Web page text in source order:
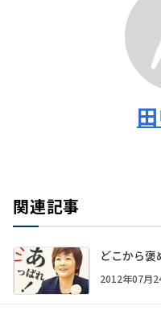
関連記事
どこから褒
2012年07月